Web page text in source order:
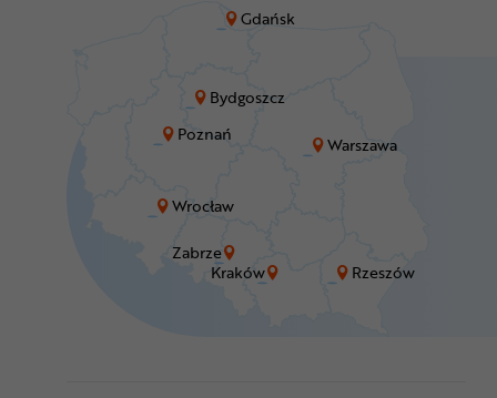
Bydgoszcz
Gdańsk
Kraków
Poznań
Rzeszów
Warszawa
Wrocław
Zabrze